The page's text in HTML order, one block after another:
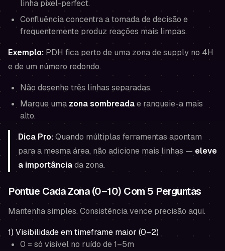
linha pixel-perfect.
Confluência concentra a tomada de decisão e
frequentemente produz reações mais limpas.
Exemplo: PDH fica perto de uma zona de supply no 4H
e de um número redondo.
Não desenhe três linhas separadas.
Marque uma zona sombreadae ranqueie-a mais
alto.
Dica Pro:Quando múltiplas ferramentas apontam
para a mesma área, não adicione mais linhas — eleve
a importânciada zona.
Pontue Cada Zona (0–10) Com 5 Perguntas
Mantenha simples. Consistência vence precisão aqui.
1) Visibilidade em timeframe maior (0–2)
0 = só visível no ruído de 1–5m